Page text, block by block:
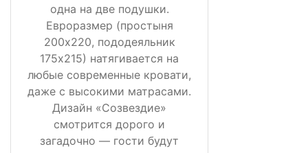
одна на две подушки.
Евроразмер (простыня
200х220, пододеяльник
175х215) натягивается на
любые современные кровати,
даже с высокими матрасами.
Дизайн «Созвездие»
смотрится дорого и
загадочно — гости будут